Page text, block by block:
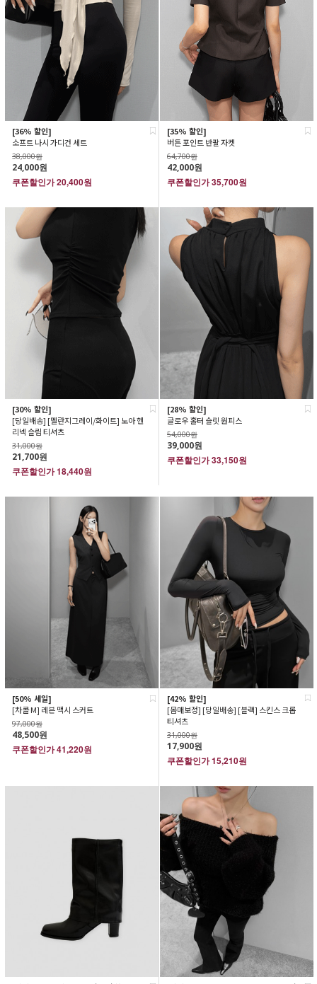
[36% 할인]
소프트 나시 가디건 세트
38,000원
24,000원
쿠폰할인가20,400원
[35% 할인]
버튼 포인트 반팔 자켓
64,700원
42,000원
쿠폰할인가35,700원
[30% 할인]
[당일배송] [멜란지그레이/화이트] 노아 헨
리넥 슬림 티셔츠
31,000원
21,700원
쿠폰할인가18,440원
[28% 할인]
글로우 홀터 슬릿 원피스
54,000원
39,000원
쿠폰할인가33,150원
[50% 세일]
[차콜 M] 레븐 맥시 스커트
97,000원
48,500원
쿠폰할인가41,220원
[42% 할인]
[몸매보정] [당일배송] [블랙] 스킨스 크롭
티셔츠
31,000원
17,900원
쿠폰할인가15,210원